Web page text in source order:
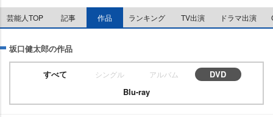
e
芸能人TOP 記事 作品 ランキング TV出演 ドラマ出演
坂口健太郎の作品
すべて シングル アルバム
DVD
Blu-ray